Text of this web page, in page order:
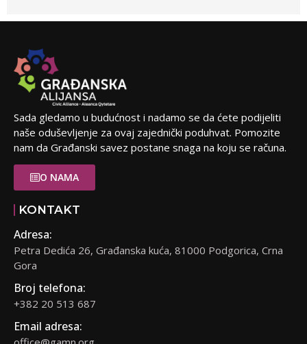
Sada gledamo u budućnost i nadamo se da ćete podijeliti
naše oduševljenje za ovaj zajednički poduhvat. Pomozite
nam da Građanski savez postane snaga na koju se računa.
O NAMA
KONTAKT
Adresa:
Petra Dedića 26, Građanska kuća, 81000 Podgorica, Crna
Gora
Broj telefona:
+382 20 513 687
Email adresa: